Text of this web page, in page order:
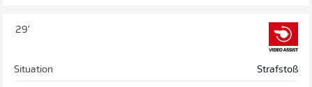
29'
Situation Strafstoß